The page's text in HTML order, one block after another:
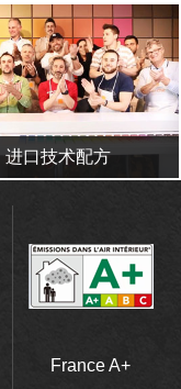
进口技术配方
France A+